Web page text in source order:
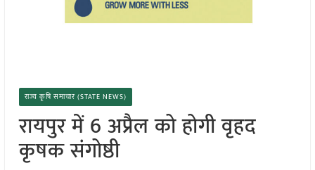
राज्य कृषि समाचार (STATE NEWS)
रायपुर में 6 अप्रैल को होगी वृहद
कृषक संगोष्ठी